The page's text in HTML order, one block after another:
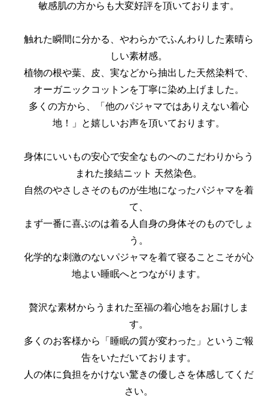
敏感肌の方からも大変好評を頂いております。
触れた瞬間に分かる、やわらかでふんわりした素晴ら
しい素材感。
植物の根や葉、皮、実などから抽出した天然染料で、
オーガニックコットンを丁寧に染め上げました。
多くの方から、「他のパジャマではありえない着心
地！」と嬉しいお声を頂いております。
身体にいいもの安心で安全なものへのこだわりからう
まれた接結ニット 天然染色。
自然のやさしさそのものが生地になったパジャマを着
て、
まず一番に喜ぶのは着る人自身の身体そのものでしょ
う。
化学的な刺激のないパジャマを着て寝ることこそが心
地よい睡眠へとつながります。
贅沢な素材からうまれた至福の着心地をお届けしま
す。
多くのお客様から「睡眠の質が変わった」というご報
告をいただいております。
人の体に負担をかけない驚きの優しさを体感してくだ
さい。